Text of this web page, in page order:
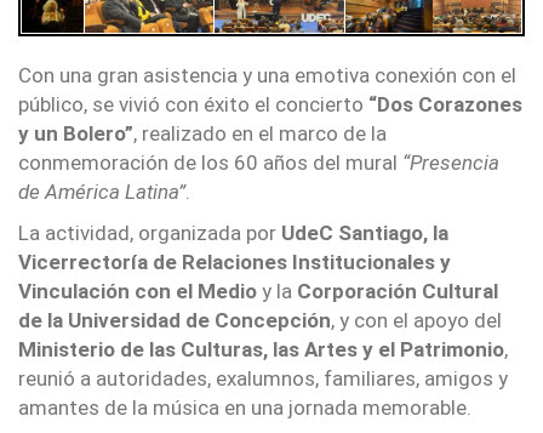
Con una gran asistencia y una emotiva conexión con el
público, se vivió con éxito el concierto “Dos Corazones
y un Bolero”, realizado en el marco de la
conmemoración de los 60 años del mural “Presencia
de América Latina”.
La actividad, organizada por UdeC Santiago, la
Vicerrectoría de Relaciones Institucionales y
Vinculación con el Medio y la Corporación Cultural
de la Universidad de Concepción, y con el apoyo del
Ministerio de las Culturas, las Artes y el Patrimonio,
reunió a autoridades, exalumnos, familiares, amigos y
amantes de la música en una jornada memorable.